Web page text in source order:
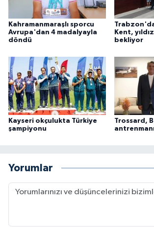
Kahramanmaraşlı sporcu
Avrupa'dan 4 madalyayla
döndü
Kent,
bekliyor
Kayseri okçulukta Türkiye
şampiyonu
Trossard,
Yorumlar